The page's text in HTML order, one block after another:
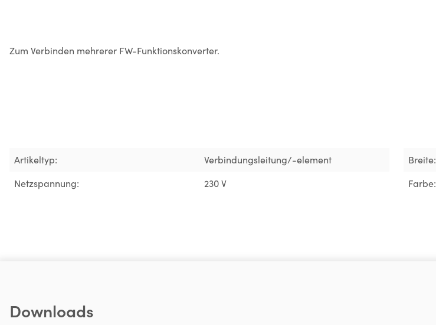
Zum Verbinden mehrerer FW-Funktionskonverter.
Artikeltyp:
Verbindungsleitung/-element
Netzspannung:
230 V
Breite:
Farbe:
Downloads